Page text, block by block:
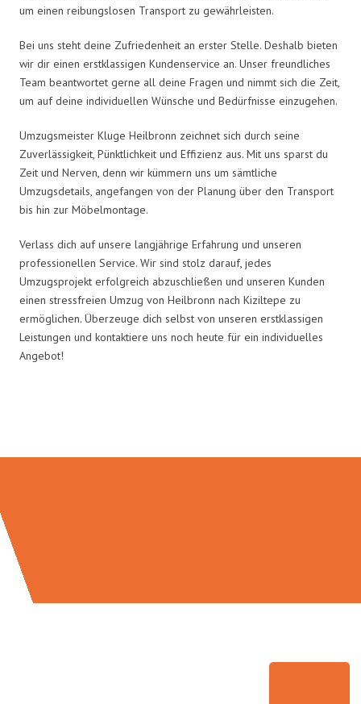
um einen reibungslosen Transport zu gewährleisten.
Bei uns steht deine Zufriedenheit an erster Stelle. Deshalb bieten
wir dir einen erstklassigen Kundenservice an. Unser freundliches
Team beantwortet gerne all deine Fragen und nimmt sich die Zeit,
um auf deine individuellen Wünsche und Bedürfnisse einzugehen.
Umzugsmeister Kluge Heilbronn zeichnet sich durch seine
Zuverlässigkeit, Pünktlichkeit und Effizienz aus. Mit uns sparst du
Zeit und Nerven, denn wir kümmern uns um sämtliche
Umzugsdetails, angefangen von der Planung über den Transport
bis hin zur Möbelmontage.
Verlass dich auf unsere langjährige Erfahrung und unseren
professionellen Service. Wir sind stolz darauf, jedes
Umzugsprojekt erfolgreich abzuschließen und unseren Kunden
einen stressfreien Umzug von Heilbronn nach Kiziltepe zu
ermöglichen. Überzeuge dich selbst von unseren erstklassigen
Leistungen und kontaktiere uns noch heute für ein individuelles
Angebot!